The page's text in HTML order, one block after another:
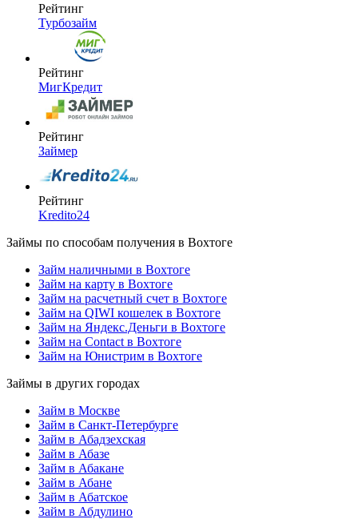
Рейтинг
Турбозайм
Рейтинг
МигКредит
Рейтинг
Займер
Рейтинг
Kredito24
Займы по способам получения в Вохтоге
Займ наличными в Вохтоге
Займ на карту в Вохтоге
Займ на расчетный счет в Вохтоге
Займ на QIWI кошелек в Вохтоге
Займ на Яндекс.Деньги в Вохтоге
Займ на Contact в Вохтоге
Займ на Юнистрим в Вохтоге
Займы в других городах
Займ в Москве
Займ в Санкт-Петербурге
Займ в Абадзехская
Займ в Абазе
Займ в Абакане
Займ в Абане
Займ в Абатское
Займ в Абдулино